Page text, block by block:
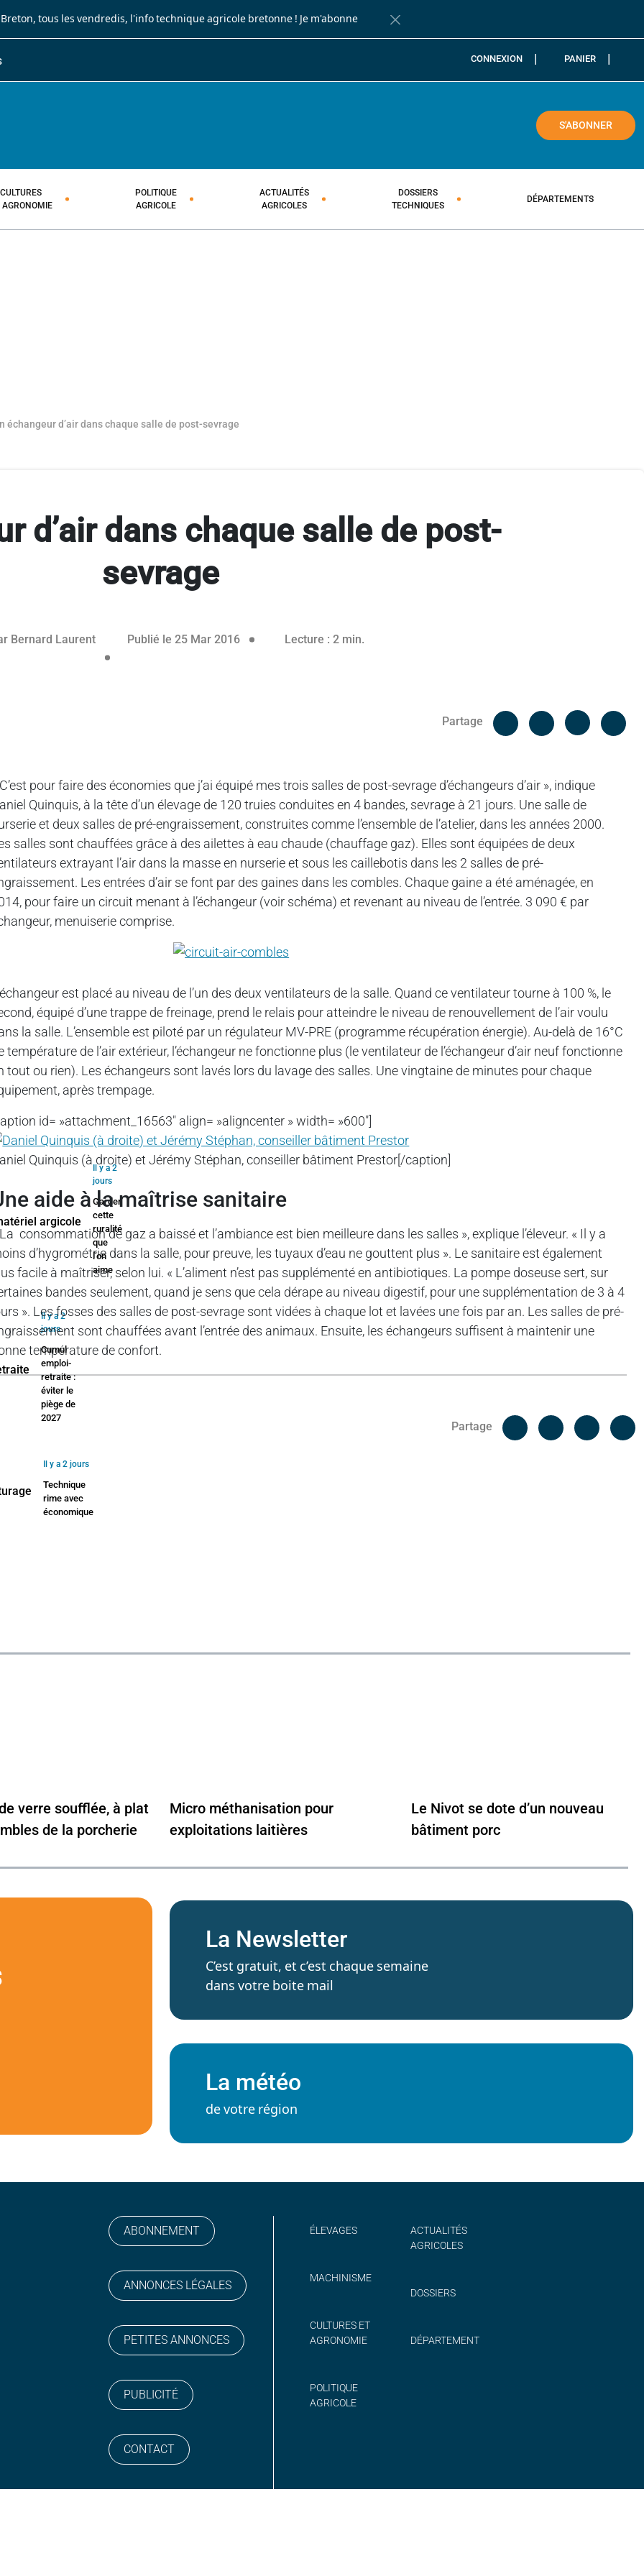
, tous les vendredis, l'info technique agricole bretonne ! Je m'abonne
Fermer la barre de notification
CONNEXION PANIER
S'ABONNER
CULTURES
AGRONOMIE
POLITIQUE
AGRICOLE
ACTUALITÉS
AGRICOLES
DOSSIERS
TECHNIQUES
DÉPARTEMENTS
échangeur d’air dans chaque salle de post-sevrage
d’air dans chaque salle de post-
sevrage
Bernard Laurent Publié le 25 Mar 201626 avril 2016Lecture : 2 min.
Partage
Facebook
pour faire des économies que j’ai équipé mes trois salles de post-sevrage d’échangeurs d’air », indique
Quinquis, à la tête d’un élevage de 120 truies conduites en 4 bandes, sevrage à 21 jours. Une salle de
et deux salles de pré-engraissement, construites comme l’ensemble de l’atelier, dans les années 2000.
salles sont chauffées grâce à des ailettes à eau chaude (chauffage gaz). Elles sont équipées de deux
extrayant l’air dans la masse en nurserie et sous les caillebotis dans les 2 salles de pré-
Les entrées d’air se font par des gaines dans les combles. Chaque gaine a été aménagée, en
pour faire un circuit menant à l’échangeur (voir schéma) et revenant au niveau de l’entrée. 3 090 € par
menuiserie comprise.
est placé au niveau de l’un des deux ventilateurs de la salle. Quand ce ventilateur tourne à 100 %, le
équipé d’une trappe de freinage, prend le relais pour atteindre le niveau de renouvellement de l’air voulu
la salle. L’ensemble est piloté par un régulateur MV-PRE (programme récupération énergie). Au-delà de 16°C
température de l’air extérieur, l’échangeur ne fonctionne plus (le ventilateur de l’échangeur d’air neuf fonctionne
tout ou rien). Les échangeurs sont lavés lors du lavage des salles. Une vingtaine de minutes pour chaque
après trempage.
id= »attachment_16563″ align= »aligncenter » width= »600″]
Quinquis (à droite) et Jérémy Stéphan, conseiller bâtiment Prestor[/caption]
aide à la maîtrise sanitaire
consommation de gaz a baissé et l’ambiance est bien meilleure dans les salles », explique l’éleveur. « Il y a
d’hygrométrie dans la salle, pour preuve, les tuyaux d’eau ne gouttent plus ». Le sanitaire est également
facile à maîtriser, selon lui. « L’aliment n’est pas supplémenté en antibiotiques. La pompe doseuse sert, sur
bandes seulement, quand je sens que cela dérape au niveau digestif, pour une supplémentation de 3 à 4
». Les fosses des salles de post-sevrage sont vidées à chaque lot et lavées une fois par an. Les salles de pré-
sont chauffées avant l’entrée des animaux. Ensuite, les échangeurs suffisent à maintenir une
température de confort.
Partage
Facebook
Il y a 2
jours
Garder
cette
ruralité
que
l’on
aime
Il y a 2
jours
Cumul
emploi-
retraite :
éviter le
piège de
2027
Il y a 2 jours
Technique
rime avec
économique
verre soufflée, à plat
de la porcherie
Micro méthanisation pour
exploitations laitières
Le Nivot se dote d’un nouveau
bâtiment porc
La Newsletter
C’est gratuit, et c’est chaque semaine
dans votre boite mail
La météo
de votre région
ABONNEMENT
ANNONCES LÉGALES
PETITES ANNONCES
PUBLICITÉ
CONTACT
ÉLEVAGES
MACHINISME
CULTURES ET
AGRONOMIE
POLITIQUE
AGRICOLE
ACTUALITÉS
AGRICOLES
DOSSIERS
DÉPARTEMENT